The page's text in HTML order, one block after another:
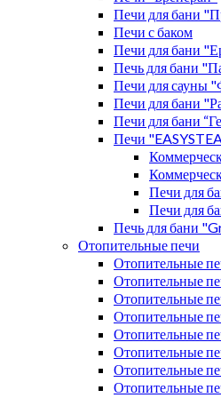
Печи для бани
Печи с баком
Печи для бани
Печь для бани
Печи для сауны
Печи для бани
Печи для бани
Печи
Печи для
Печи для
Печь для бани
Отопительные печи
Отопительные
Отопительные
Отопительные
Отопительные
Отопительные
Отопительные
Отопительные
Отопительные